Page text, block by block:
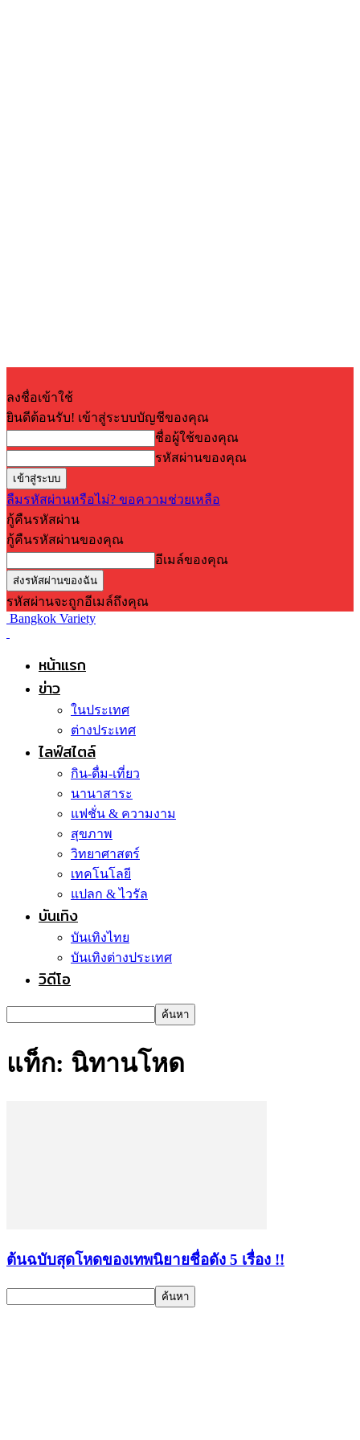
ลงชื่อเข้าใช้
ยินดีต้อนรับ! เข้าสู่ระบบบัญชีของคุณ
ชื่อผู้ใช้ของคุณ
รหัสผ่านของคุณ
ลืมรหัสผ่านหรือไม่? ขอความช่วยเหลือ
กู้คืนรหัสผ่าน
กู้คืนรหัสผ่านของคุณ
อีเมล์ของคุณ
รหัสผ่านจะถูกอีเมล์ถึงคุณ
Bangkok Variety
หน้าแรก
ข่าว
ในประเทศ
ต่างประเทศ
ไลฟ์สไตล์
กิน-ดื่ม-เที่ยว
นานาสาระ
แฟชั่น & ความงาม
สุขภาพ
วิทยาศาสตร์
เทคโนโลยี
แปลก & ไวรัล
บันเทิง
บันเทิงไทย
บันเทิงต่างประเทศ
วิดีโอ
แท็ก: นิทานโหด
ต้นฉบับสุดโหดของเทพนิยายชื่อดัง 5 เรื่อง !!